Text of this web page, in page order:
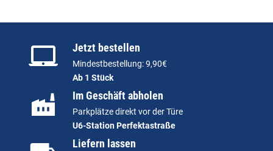
Jetzt bestellen
Mindestbestellung: 9,90€
Ab 1 Stück
Im Geschäft abholen
Parkplätze direkt vor der Türe
U6-Station Perfektastraße
Liefern lassen